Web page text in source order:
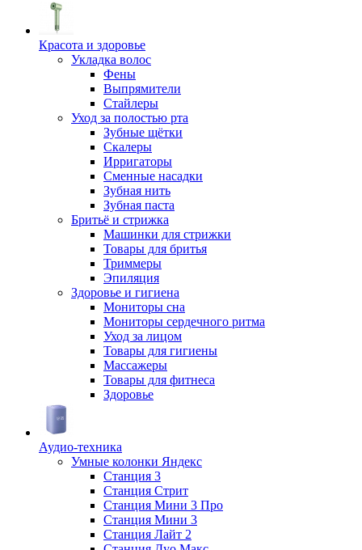
Красота и здоровье
Укладка волос
Фены
Выпрямители
Стайлеры
Уход за полостью рта
Зубные щётки
Скалеры
Ирригаторы
Сменные насадки
Зубная нить
Зубная паста
Бритьё и стрижка
Машинки для стрижки
Товары для бритья
Триммеры
Эпиляция
Здоровье и гигиена
Мониторы сна
Мониторы сердечного ритма
Уход за лицом
Товары для гигиены
Массажеры
Товары для фитнеса
Здоровье
Аудио-техника
Умные колонки Яндекс
Станция 3
Станция Стрит
Станция Мини 3 Про
Станция Мини 3
Станция Лайт 2